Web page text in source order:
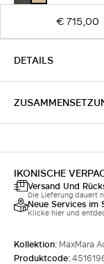
€ 715,00
DETAILS
IKONISCHE
Versand Und
Die Lieferung dauert
Neue Services im
Klicke hier und
Kollektion: MaxMara
Produktcode: